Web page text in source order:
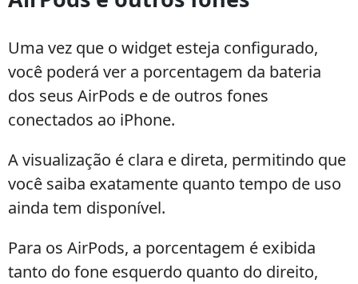
Uma vez que o widget esteja configurado,
você poderá ver a porcentagem da bateria
dos seus AirPods e de outros fones
conectados ao iPhone.
A visualização é clara e direta, permitindo que
você saiba exatamente quanto tempo de uso
ainda tem disponível.
Para os AirPods, a porcentagem é exibida
tanto do fone esquerdo quanto do direito,